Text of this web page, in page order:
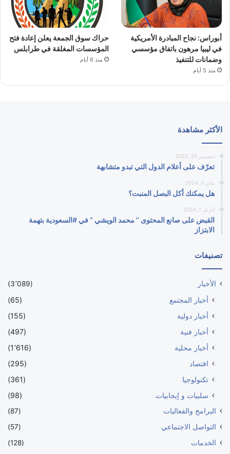
أبوراس: نجاح المبادرة الأمريكية
في ليبيا مرهون باتفاق مؤسسي
وضمانات للتنفيذ
منذ 5 أيام
حراك سوق الجمعة يعلن إعادة فتح
المؤسسات المغلقة في طرابلس
منذ 6 أيام
الأكثر مشاهدة
ديسمبر 20, 2023
تعرّف على أعلام الدول التي تبدو متشابهة
يناير 4, 2024
هل يمكنك أكل البصل المنبت؟
أبريل 1, 2024
القبض على صانع المحتوى ” محمد الويشي ” في #السعودية بتهمة
الابتزاز
تصنيفات
الأخبار (3٬089)
أخبار المجتمع
(65)
أخبار دولية
(155)
أخبار فنية
(497)
أخبار محلية
(1٬616)
اقتصاد
(295)
تكنولوجيا
(361)
سلبيات و إيجابيات
(98)
البرامج والفعاليات
(87)
التواصل الاجتماعي
(57)
الخدمات
(128)